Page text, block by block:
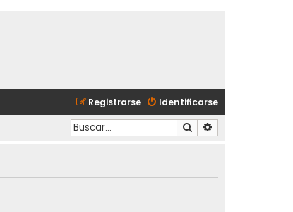
Identificarse
Registrarse
Buscar